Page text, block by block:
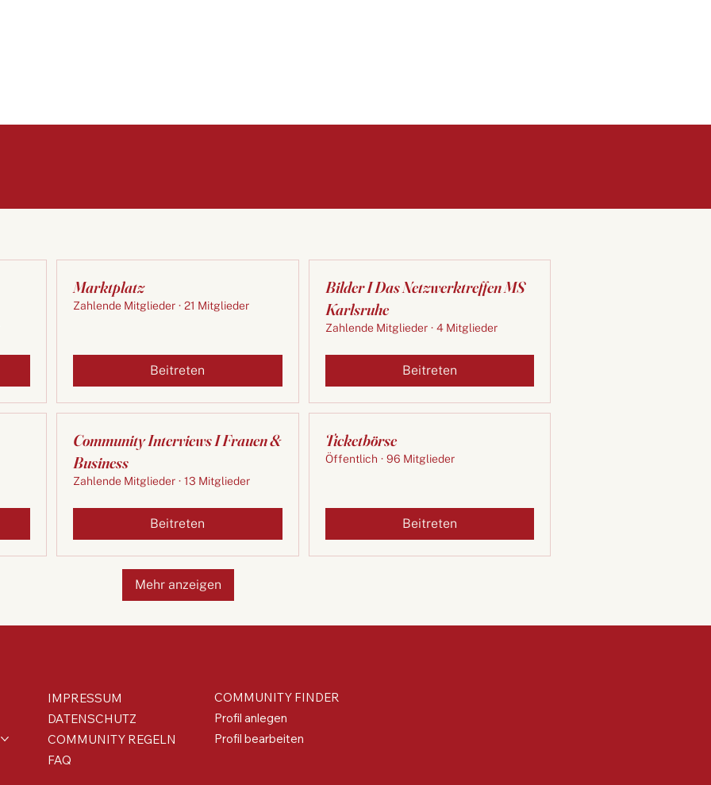
Marktplatz
Zahlende Mitglieder · 21 Mitglieder
Beitreten
Bilder I Das Netzwerktreffen MS
Karlsruhe
Zahlende Mitglieder · 4 Mitglieder
Beitreten
Community Interviews I Frauen &
Business
Zahlende Mitglieder · 13 Mitglieder
Beitreten
Ticketbörse
Öffentlich · 96 Mitglieder
Beitreten
Mehr anzeigen
IMPRESSUM
DATENSCHUTZ
COMMUNITY REGELN
FAQ
COMMUNITY FINDER
Profil anlegen
Profil bearbeiten